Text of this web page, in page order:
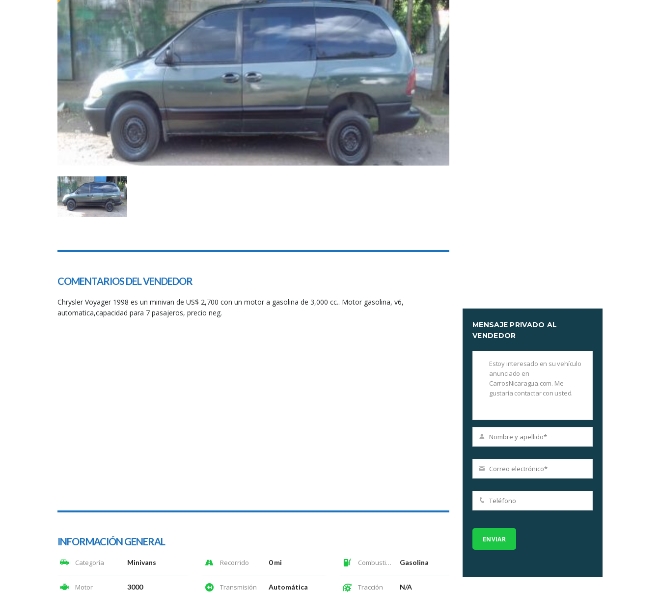
COMENTARIOS DEL VENDEDOR
Chrysler Voyager 1998 es un minivan de US$ 2,700 con un motor a gasolina de 3,000 cc.. Motor gasolina, v6,
automatica,capacidad para 7 pasajeros, precio neg.
INFORMACIÓN GENERAL
Categoría Minivans Recorrido 0 mi Combustible Gasolina
Motor 3000 Transmisión Automática Tracción N/A
MENSAJE PRIVADO AL
VENDEDOR